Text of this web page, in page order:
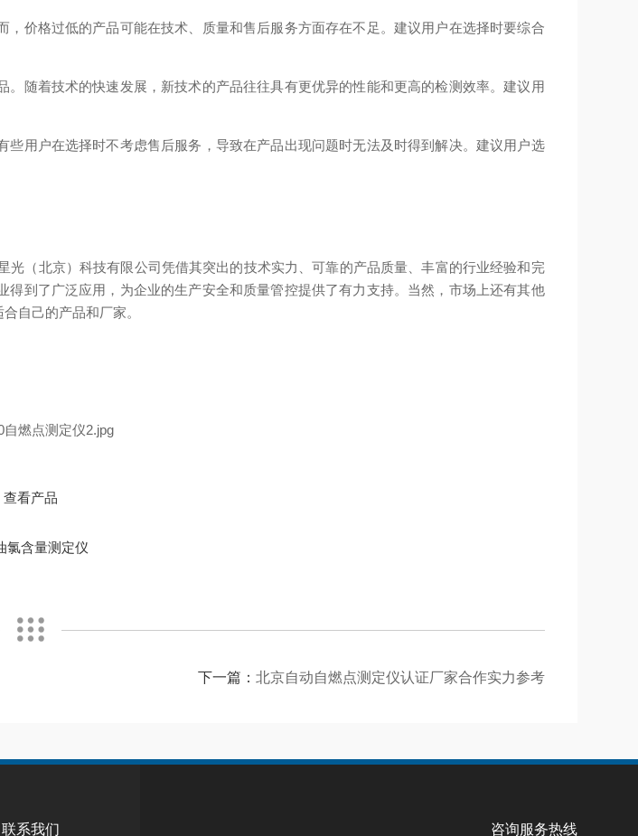
价格过低的产品可能在技术、质量和售后服务方面存在不足。建议用户在选择时要综合
随着技术的快速发展，新技术的产品往往具有更优异的性能和更高的检测效率。建议用
用户在选择时不考虑售后服务，导致在产品出现问题时无法及时得到解决。建议用户选
（北京）科技有限公司凭借其突出的技术实力、可靠的产品质量、丰富的行业经验和完
到了广泛应用，为企业的生产安全和质量管控提供了有力支持。当然，市场上还有其他
自己的产品和厂家。
查看产品
氯含量测定仪
下一篇： 北京自动自燃点测定仪认证厂家合作实力参考
联系我们 咨询服务热线